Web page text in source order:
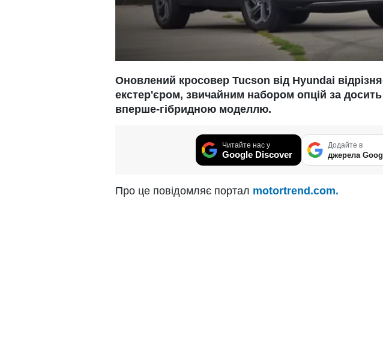
Оновлений кросовер Tucson від Hyundai
екстер'єром, звичайним набором опцій за
вперше-гібридною моделлю.
Читайте нас у
Google Discover
Додайте в
джерела
Про це повідомляє портал motortrend.com.